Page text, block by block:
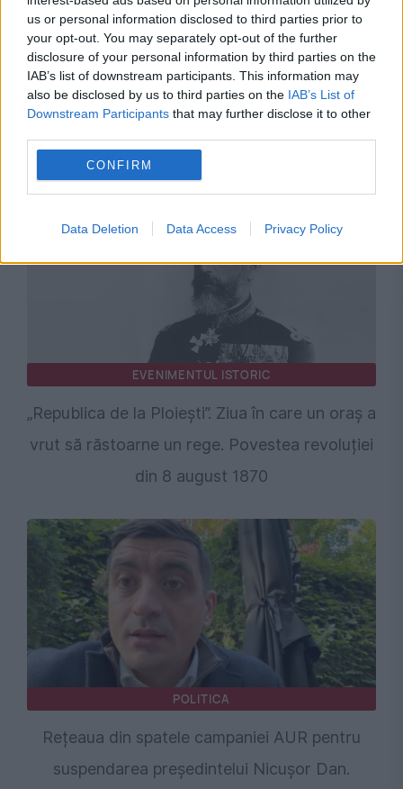
us or personal information disclosed to third parties prior to
your opt-out. You may separately opt-out of the further
disclosure of your personal information by third parties on the
IAB’s list of downstream participants. This information may
also be disclosed by us to third parties on the IAB’s List of
Downstream Participants that may further disclose it to other
CONFIRM
Data Deletion Data Access Privacy Policy
Recomandările noastre
EVENIMENTUL ISTORIC
„Republica de la Ploiești”. Ziua în care un oraș a
vrut să răstoarne un rege. Povestea revoluției
din 8 august 1870
POLITICA
Rețeaua din spatele campaniei AUR pentru
suspendarea președintelui Nicușor Dan.